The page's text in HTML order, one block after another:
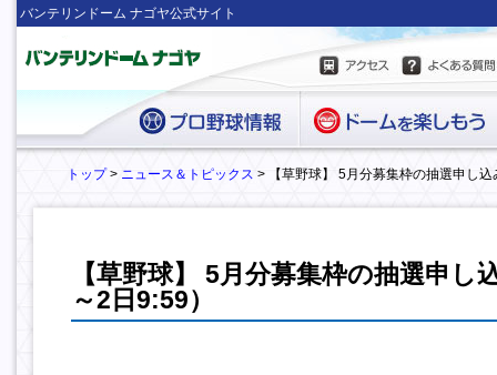
バンテリンドーム ナゴヤ公式サイト
トップ> ニュース＆トピックス > 【草野球】 5月分募集枠の抽選申し
【草野球】 5月分募集枠の抽選申し
～2日9:59）